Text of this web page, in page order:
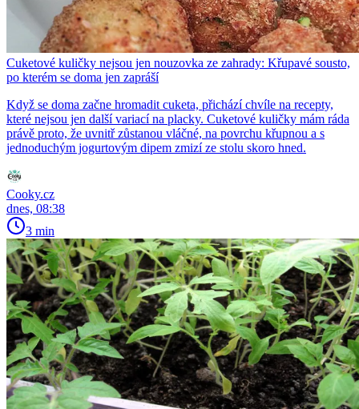
Cuketové kuličky nejsou jen nouzovka ze zahrady: Křupavé sousto,
po kterém se doma jen zapráší
Když se doma začne hromadit cuketa, přichází chvíle na recepty,
které nejsou jen další variací na placky. Cuketové kuličky mám ráda
právě proto, že uvnitř zůstanou vláčné, na povrchu křupnou a s
jednoduchým jogurtovým dipem zmizí ze stolu skoro hned.
Cooky.cz
dnes, 08:38
3 min